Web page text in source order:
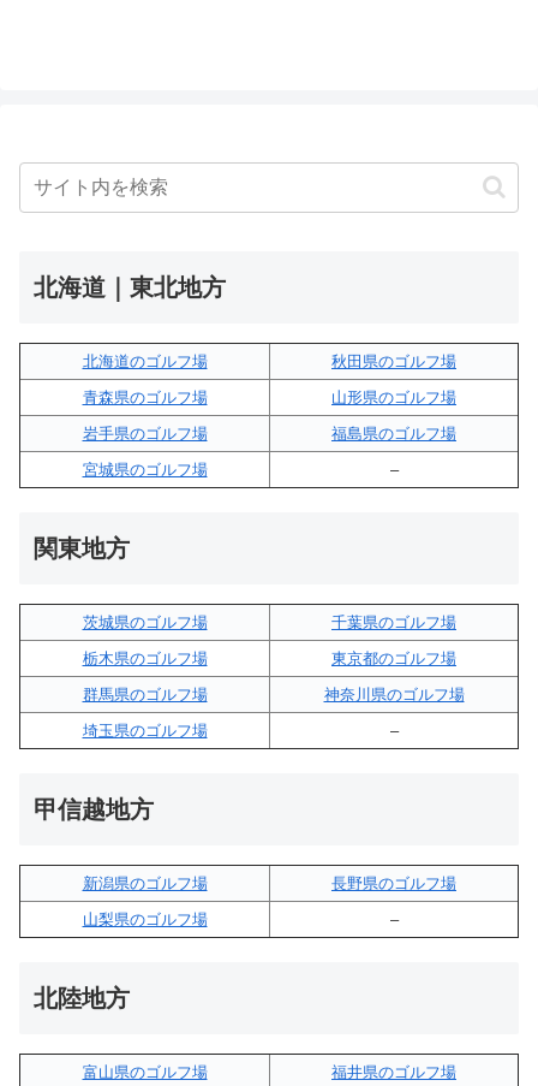
北海道｜東北地方
北海道のゴルフ場
秋田県のゴルフ場
青森県のゴルフ場
山形県のゴルフ場
岩手県のゴルフ場
福島県のゴルフ場
宮城県のゴルフ場
–
関東地方
茨城県のゴルフ場
千葉県のゴルフ場
栃木県のゴルフ場
東京都のゴルフ場
群馬県のゴルフ場
神奈川県のゴルフ場
埼玉県のゴルフ場
–
甲信越地方
新潟県のゴルフ場
長野県のゴルフ場
山梨県のゴルフ場
–
北陸地方
富山県のゴルフ場
福井県のゴルフ場